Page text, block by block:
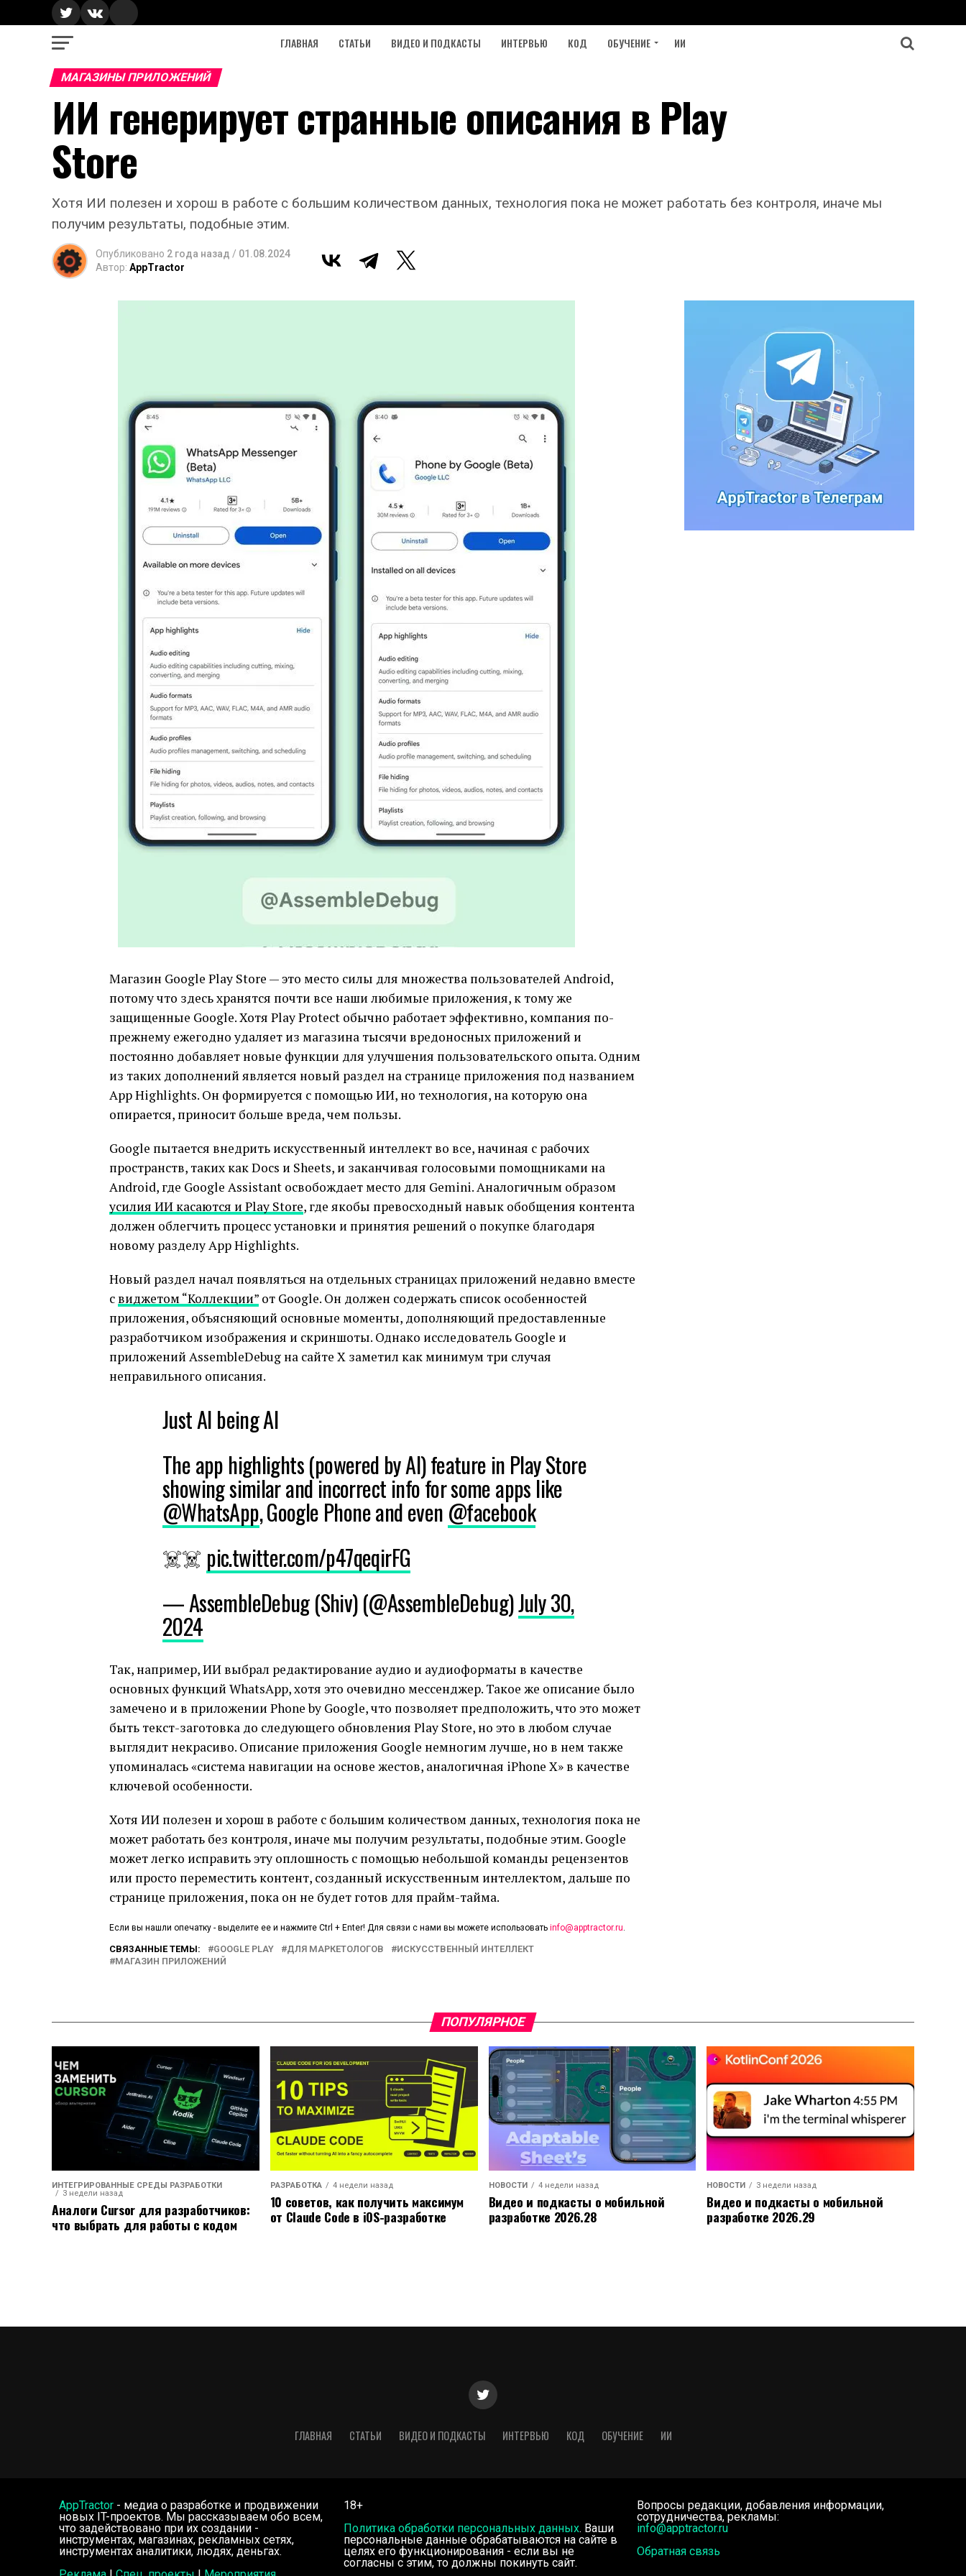
ГЛАВНАЯ СТАТЬИ ВИДЕО И ПОДКАСТЫ ИНТЕРВЬЮ КОД ОБУЧЕНИЕ ИИ
МАГАЗИНЫ ПРИЛОЖЕНИЙ
ИИ генерирует странные описания в Play
Store
Хотя ИИ полезен и хорош в работе с большим количеством данных, технология пока не может работать без контроля, иначе мы
получим результаты, подобные этим.
Опубликовано 2 года назад / 01.08.2024
Автор: AppTractor
Магазин Google Play Store — это место силы для множества пользователей Android,
потому что здесь хранятся почти все наши любимые приложения, к тому же
защищенные Google. Хотя Play Protect обычно работает эффективно, компания по-
прежнему ежегодно удаляет из магазина тысячи вредоносных приложений и
постоянно добавляет новые функции для улучшения пользовательского опыта. Одним
из таких дополнений является новый раздел на странице приложения под названием
App Highlights. Он формируется с помощью ИИ, но технология, на которую она
опирается, приносит больше вреда, чем пользы.
Google пытается внедрить искусственный интеллект во все, начиная с рабочих
пространств, таких как Docs и Sheets, и заканчивая голосовыми помощниками на
Android, где Google Assistant освобождает место для Gemini. Аналогичным образом
усилия ИИ касаются и Play Store, где якобы превосходный навык обобщения контента
должен облегчить процесс установки и принятия решений о покупке благодаря
новому разделу App Highlights.
Новый раздел начал появляться на отдельных страницах приложений недавно вместе
с виджетом “Коллекции” от Google. Он должен содержать список особенностей
приложения, объясняющий основные моменты, дополняющий предоставленные
разработчиком изображения и скриншоты. Однако исследователь Google и
приложений AssembleDebug на сайте X заметил как минимум три случая
неправильного описания.
Just AI being AI
The app highlights (powered by AI) feature in Play Store
showing similar and incorrect info for some apps like
@WhatsApp, Google Phone and even @facebook
☠️☠️ pic.twitter.com/p47qeqirFG
— AssembleDebug (Shiv) (@AssembleDebug)July 30,
2024
Так, например, ИИ выбрал редактирование аудио и аудиоформаты в качестве
основных функций WhatsApp, хотя это очевидно мессенджер. Такое же описание было
замечено и в приложении Phone by Google, что позволяет предположить, что это может
быть текст-заготовка до следующего обновления Play Store, но это в любом случае
выглядит некрасиво. Описание приложения Google немногим лучше, но в нем также
упоминалась «система навигации на основе жестов, аналогичная iPhone X» в качестве
ключевой особенности.
Хотя ИИ полезен и хорош в работе с большим количеством данных, технология пока не
может работать без контроля, иначе мы получим результаты, подобные этим. Google
может легко исправить эту оплошность с помощью небольшой команды рецензентов
или просто переместить контент, созданный искусственным интеллектом, дальше по
странице приложения, пока он не будет готов для прайм-тайма.
Если вы нашли опечатку - выделите ее и нажмите Ctrl + Enter! Для связи с нами вы можете использовать info@apptractor.ru.
СВЯЗАННЫЕ ТЕМЫ: GOOGLE PLAY ДЛЯ МАРКЕТОЛОГОВ
ИСКУССТВЕННЫЙ ИНТЕЛЛЕКТ
МАГАЗИН ПРИЛОЖЕНИЙ
ПОПУЛЯРНОЕ
ИНТЕГРИРОВАННЫЕ СРЕДЫ РАЗРАБОТКИ
3 недели назад
Аналоги Cursor для разработчиков:
что выбрать для работы с кодом
РАЗРАБОТКА 4 недели назад
10 советов, как получить максимум
от Claude Code в iOS-разработке
НОВОСТИ 4 недели назад
Видео и подкасты о мобильной
разработке 2026.28
НОВОСТИ 3 недели назад
Видео и подкасты о мобильной
разработке 2026.29
ГЛАВНАЯ СТАТЬИ ВИДЕО И ПОДКАСТЫ ИНТЕРВЬЮ КОД ОБУЧЕНИЕ ИИ
AppTractor - медиа о разработке и продвижении
новых IT-проектов. Мы рассказываем обо всем,
что задействовано при их создании -
инструментах, магазинах, рекламных сетях,
инструментах аналитики, людях, деньгах.
18+
Политика обработки персональных данных. Ваши
персональные данные обрабатываются на сайте в
целях его функционирования - если вы не
согласны с этим, то должны покинуть сайт.
Вопросы редакции, добавления информации,
сотрудничества, рекламы:
info@apptractor.ru
Обратная связь